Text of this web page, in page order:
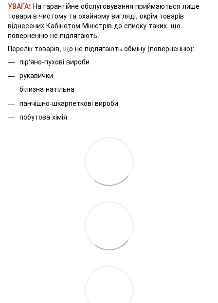
УВАГА! На гарантійне обслуговування приймаються лише
товари в чистому та охайному вигляді, окрім товарів
віднесених Кабінетом Міністрів до списку таких, що
поверненню не підлягають.
Перелік товарів, що не підлягають обміну (поверненню):
пір'яно-пухові вироби
рукавички
білизна натільна
панчішно-шкарпеткові вироби
побутова хімія